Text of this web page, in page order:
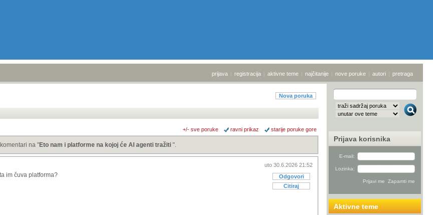
prijava | registracija | aktivne teme | najčitanije | nove poruke | autori | pretraga
Nova poruka
+/- sve poruke ravni prikaz starije poruke gore
na "Eto nam i platforme na kojoj će AI agenti tražiti ".
uto 30.6.2026 21:52
Odgovori
Citiraj
im čuva platforma?
Prijava korisnika
E-mail:
Lozinka:
Aktivne teme